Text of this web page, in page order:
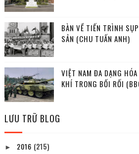
BÀN VỀ TIẾN TRÌNH
SẢN (CHU TUẤN ANH)
VIỆT NAM ĐA DẠNG
KHÍ TRONG BỐI RỐI
LƯU TRỮ BLOG
► 2016 (215)